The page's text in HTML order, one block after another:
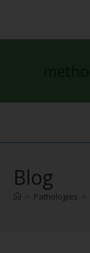
Blog
> Pathologies >